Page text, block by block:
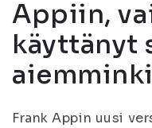
Appiin,
käyttänyt
Frank Appin uusi